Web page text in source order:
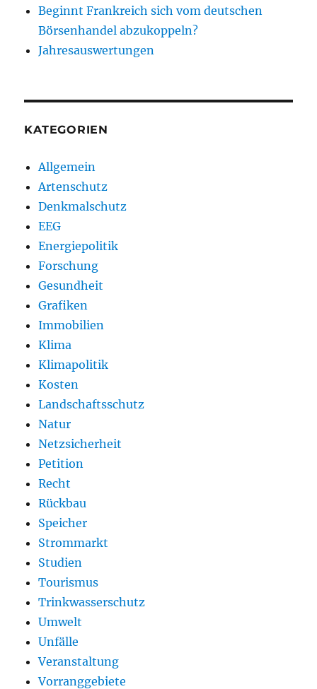
Beginnt Frankreich sich vom deutschen
Börsenhandel abzukoppeln?
Jahresauswertungen
KATEGORIEN
Allgemein
Artenschutz
Denkmalschutz
EEG
Energiepolitik
Forschung
Gesundheit
Grafiken
Immobilien
Klima
Klimapolitik
Kosten
Landschaftsschutz
Natur
Netzsicherheit
Petition
Recht
Rückbau
Speicher
Strommarkt
Studien
Tourismus
Trinkwasserschutz
Umwelt
Unfälle
Veranstaltung
Vorranggebiete